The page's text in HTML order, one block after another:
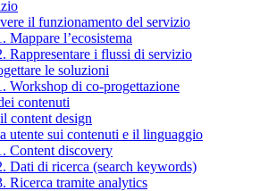
il funzionamento del servizio
Mappare l’ecosistema
Rappresentare i flussi di servizio
le soluzioni
Workshop di co-progettazione
contenuti
content design
utente sui contenuti e il linguaggio
Content discovery
Dati di ricerca (search keywords)
Ricerca tramite analytics